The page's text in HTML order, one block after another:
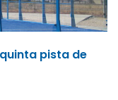
pista de